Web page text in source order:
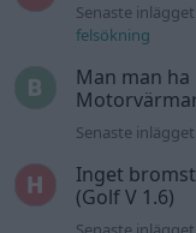
Senaste
felsökning
Man man
Senaste
Inget
(Golf V 1.6)